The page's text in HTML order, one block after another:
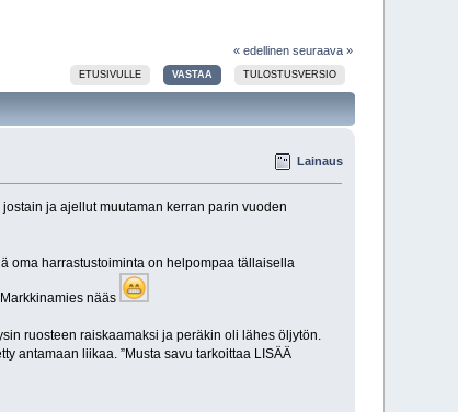
« edellinen seuraava »
ETUSIVULLE VASTAA TULOSTUSVERSIO
Lainaus
ja ajellut muutaman kerran parin vuoden
oma harrastustoiminta on helpompaa tällaisella
nääs
ruosteen raiskaamaksi ja peräkin oli lähes öljytön.
antamaan liikaa. ”Musta savu tarkoittaa LISÄÄ